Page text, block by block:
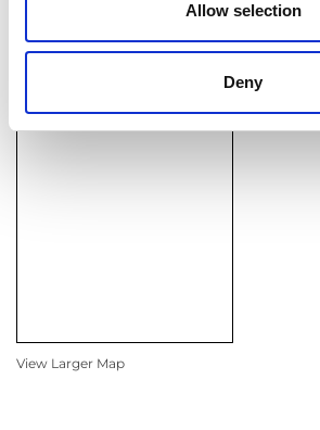
Allow selection
Deny
M +33 607 60 02 75
アジア・太平洋地域セールス
View Larger Map